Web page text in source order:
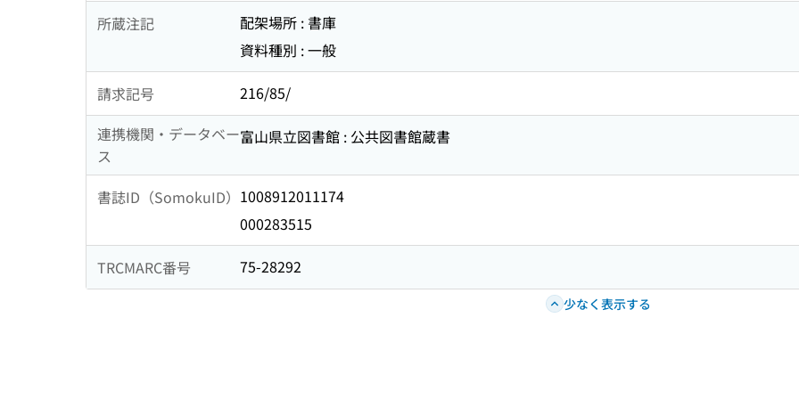
所蔵注記
配架場所 : 書庫
資料種別 : 一般
請求記号
216/85/
連携機関・データベー
ス
富山県立図書館 : 公共図書館蔵書
書誌ID（SomokuID） 1008912011174
000283515
TRCMARC番号 75-28292
少なく表示する